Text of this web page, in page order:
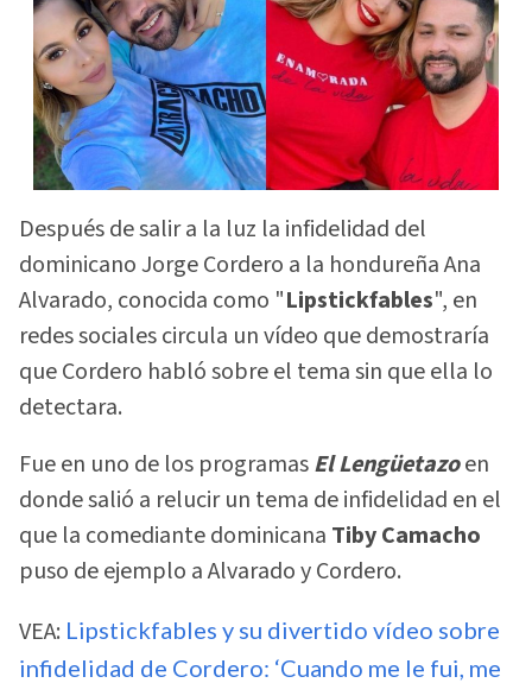
Después de salir a la luz la infidelidad del
dominicano Jorge Cordero a la hondureña Ana
Alvarado, conocida como "Lipstickfables", en
redes sociales circula un vídeo que demostraría
que Cordero habló sobre el tema sin que ella lo
detectara.
Fue en uno de los programasEl Lengüetazoen
donde salió a relucir un tema de infidelidad en el
que la comediante dominicana Tiby Camacho
puso de ejemplo a Alvarado y Cordero.
VEA: Lipstickfables y su divertido vídeo sobre
infidelidad de Cordero: ‘Cuando me le fui, me